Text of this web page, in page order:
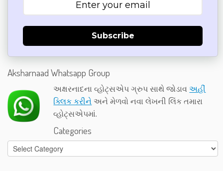
Subscribe
Aksharnaad Whatsapp Group
અક્ષરનાદના વ્હોટ્સએપ ગ્રુપ સાથે જોડાવઅહીં
ક્લિક કરીને અને મેળવો નવા લેખની લિંક તમારા
વ્હોટ્સએપમાં.
Categories
Categories